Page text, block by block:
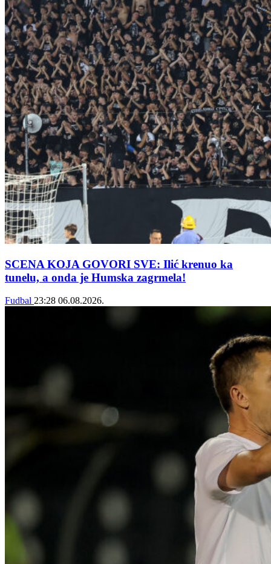
SCENA KOJA GOVORI SVE: Ilić krenuo ka
tunelu, a onda je Humska zagrmela!
Fudbal 23:28 06.08.2026.